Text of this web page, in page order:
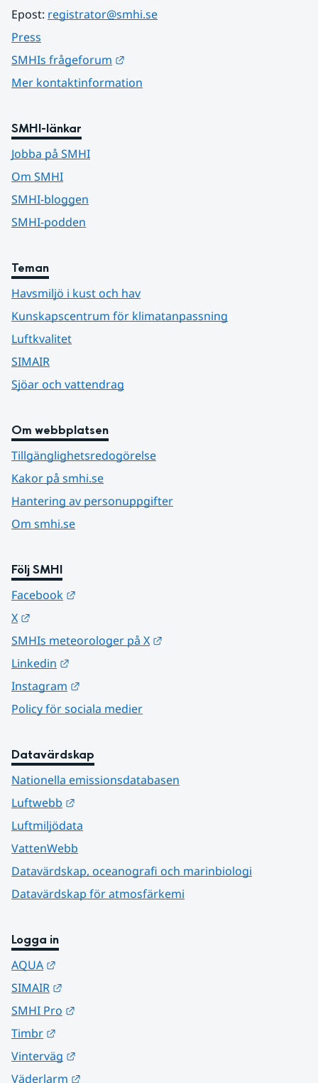
Epost: registrator@smhi.se
Press
SMHIs frågeforum
Mer kontaktinformation
SMHI-länkar
Jobba på SMHI
Om SMHI
SMHI-bloggen
SMHI-podden
Teman
Havsmiljö i kust och hav
Kunskapscentrum för klimatanpassning
Luftkvalitet
SIMAIR
Sjöar och vattendrag
Om webbplatsen
Tillgänglighetsredogörelse
Kakor på smhi.se
Hantering av personuppgifter
Om smhi.se
Följ SMHI
Facebook
X
SMHIs meteorologer på X
Linkedin
Instagram
Policy för sociala medier
Datavärdskap
Nationella emissionsdatabasen
Luftwebb
Luftmiljödata
VattenWebb
Datavärdskap, oceanografi och marinbiologi
Datavärdskap för atmosfärkemi
Logga in
AQUA
SIMAIR
SMHI Pro
Timbr
Vinterväg
Väderlarm